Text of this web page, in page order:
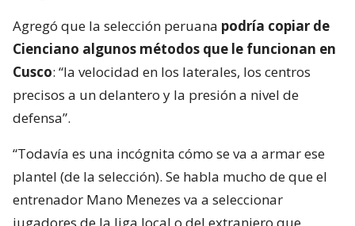
Agregó que la selección peruana podría copiar de
Cienciano algunos métodos que le funcionan en
Cusco: “la velocidad en los laterales, los centros
precisos a un delantero y la presión a nivel de
defensa”.
“Todavía es una incógnita cómo se va a armar ese
plantel (de la selección). Se habla mucho de que el
entrenador Mano Menezes va a seleccionar
jugadores de la liga local o del extranjero que